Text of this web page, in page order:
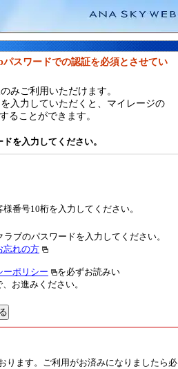
パスワードでの認証を必須とさせてい
みご利用いただけます。
入力していただくと、マイレージの
ることができます。
を入力してください。
番号10桁を入力してください。
ブのパスワードを入力してください。
忘れの方
ーポリシー
を必ずお読みい
お進みください。
ります。ご利用がお済みになりましたら必